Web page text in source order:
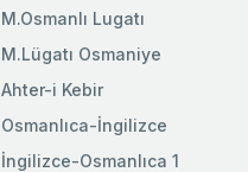
M.Osmanlı Lugatı
M.Lügatı Osmaniye
Ahter-i Kebir
Osmanlıca-İngilizce
İngilizce-Osmanlıca 1